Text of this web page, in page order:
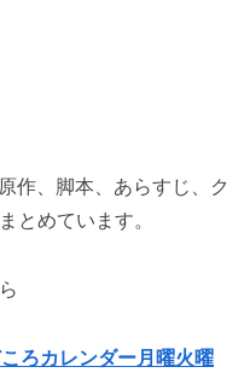
作、脚本、あらすじ、ク
とめています。
ろカレンダー月曜火曜